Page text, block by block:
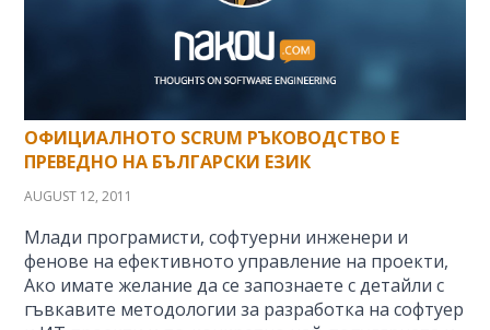
ОФИЦИАЛНОТО SCRUM РЪКОВОДСТВО Е
ПРЕВЕДНО НА БЪЛГАРСКИ ЕЗИК
AUGUST 12, 2011
Млади програмисти, софтуерни инженери и
фенове на ефективното управление на проекти,
Aко имате желание да се запознаете с детайли с
гъвкавите методологии за разработка на софтуер